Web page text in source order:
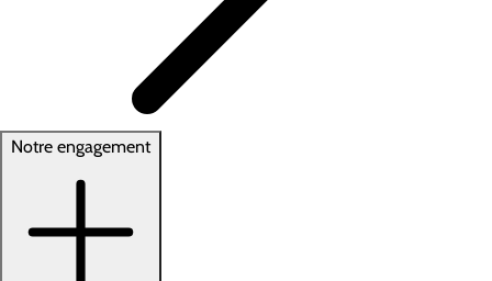
Notre engagement